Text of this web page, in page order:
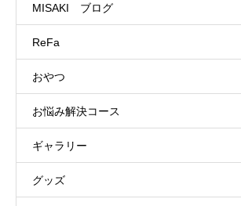
MISAKI ブログ
ReFa
おやつ
お悩み解決コース
ギャラリー
グッズ